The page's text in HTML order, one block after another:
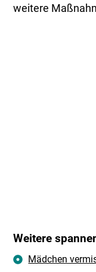
weitere
Weitere
Mädchen